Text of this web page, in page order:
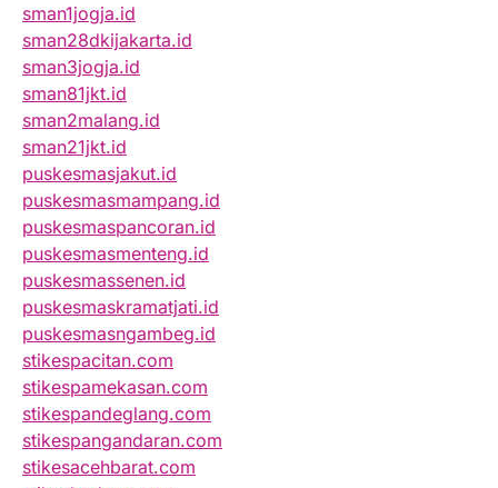
sman1jogja.id
sman28dkijakarta.id
sman3jogja.id
sman81jkt.id
sman2malang.id
sman21jkt.id
puskesmasjakut.id
puskesmasmampang.id
puskesmaspancoran.id
puskesmasmenteng.id
puskesmassenen.id
puskesmaskramatjati.id
puskesmasngambeg.id
stikespacitan.com
stikespamekasan.com
stikespandeglang.com
stikespangandaran.com
stikesacehbarat.com